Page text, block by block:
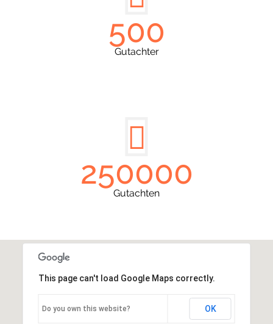
500
Gutachter
250000
Gutachten
This page can't load Google Maps correctly.
Do you own this website? OK